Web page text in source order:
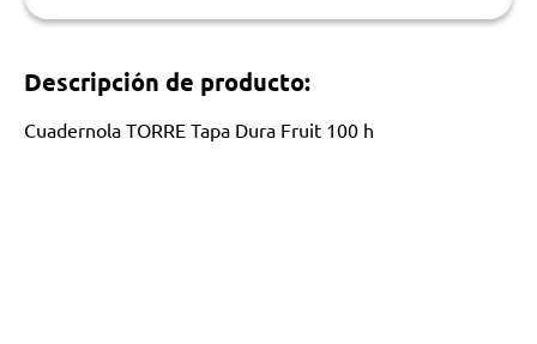
Descripción de producto:
Cuadernola TORRE Tapa Dura Fruit 100 h